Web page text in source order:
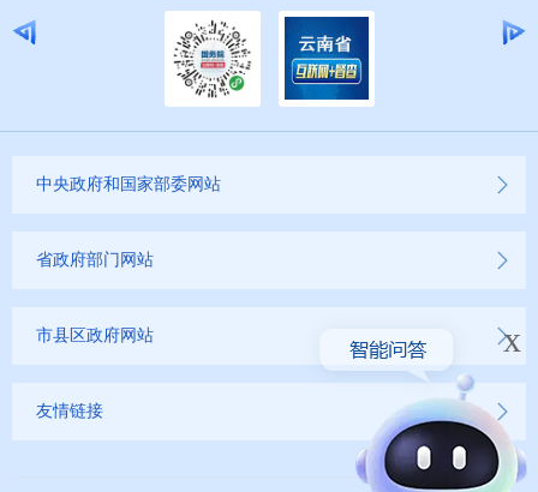
中央政府和国家部委网站
省政府部门网站
市县区政府网站
友情链接
x